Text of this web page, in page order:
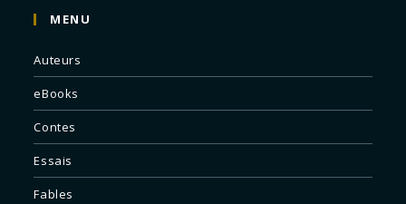
MENU
Auteurs
eBooks
Contes
Essais
Fables